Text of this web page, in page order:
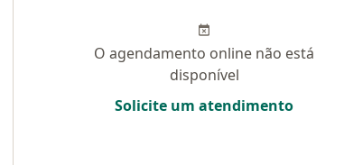
O agendamento online não está
disponível
Solicite um atendimento